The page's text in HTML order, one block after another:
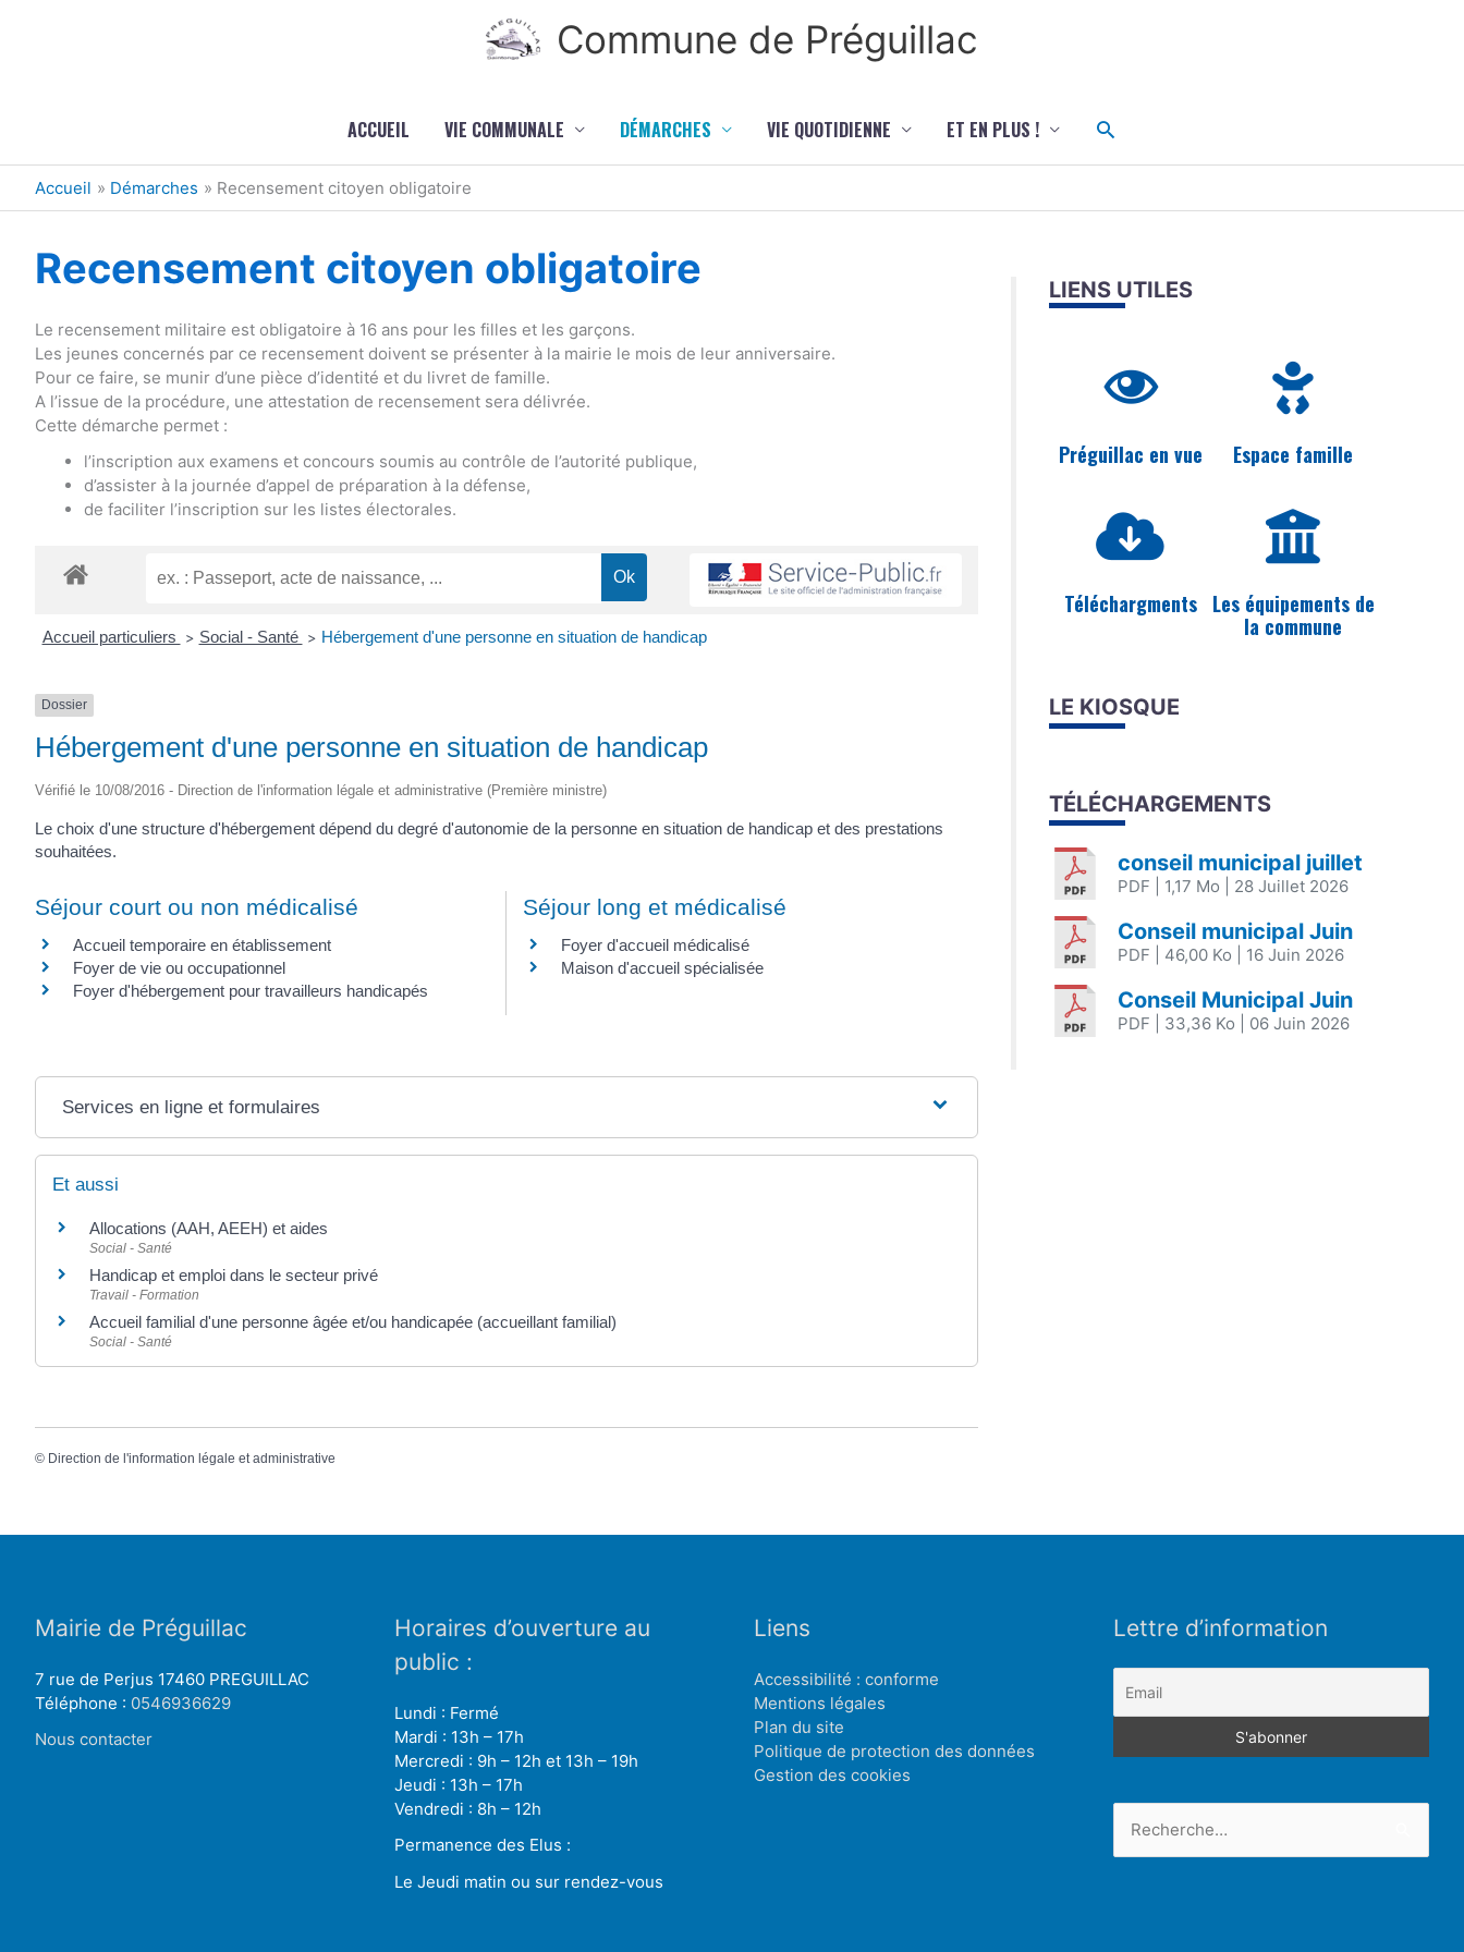
Commune de Préguillac
ACCUEIL VIE COMMUNALE DÉMARCHES VIE QUOTIDIENNE ET EN PLUS ! Rechercher
Accueil Démarches Recensement citoyen obligatoire
Recensement citoyen obligatoire
Le recensement militaire est obligatoire à 16 ans pour les filles et les garçons.
Les jeunes concernés par ce recensement doivent se présenter à la mairie le mois de leur anniversaire.
Pour ce faire, se munir d’une pièce d’identité et du livret de famille.
A l’issue de la procédure, une attestation de recensement sera délivrée.
Cette démarche permet :
l’inscription aux examens et concours soumis au contrôle de l’autorité publique,
d’assister à la journée d’appel de préparation à la défense,
de faciliter l’inscription sur les listes électorales.
Accueil particuliers > Social - Santé > Hébergement d'une personne en situation de handicap
Dossier
Hébergement d'une personne en situation de handicap
Vérifié le 10/08/2016 - Direction de l'information légale et administrative (Première ministre)
Le choix d'une structure d'hébergement dépend du degré d'autonomie de la personne en situation de handicap et des prestations
souhaitées.
Séjour court ou non médicalisé
Accueil temporaire en établissement
Foyer de vie ou occupationnel
Foyer d'hébergement pour travailleurs handicapés
Séjour long et médicalisé
Foyer d'accueil médicalisé
Maison d'accueil spécialisée
Services en ligne et formulaires
Et aussi
Allocations (AAH, AEEH) et aides
Social - Santé
Handicap et emploi dans le secteur privé
Travail - Formation
Accueil familial d'une personne âgée et/ou handicapée (accueillant familial)
Social - Santé
© Direction de l'information légale et administrative
LIENS UTILES
Préguillac en vue Espace famille
Téléchargments Les équipements de
la commune
LE KIOSQUE
TÉLÉCHARGEMENTS
conseil municipal juillet
PDF | 1,17 Mo | 28 Juillet 2026
Conseil municipal Juin
PDF | 46,00 Ko | 16 Juin 2026
Conseil Municipal Juin
PDF | 33,36 Ko | 06 Juin 2026
Mairie de Préguillac
7 rue de Perjus 17460 PREGUILLAC
Téléphone : 0546936629
Nous contacter
Horaires d’ouverture au
public :
Lundi : Fermé
Mardi : 13h – 17h
Mercredi : 9h – 12h et 13h – 19h
Jeudi : 13h – 17h
Vendredi : 8h – 12h
Permanence des Elus :
Le Jeudi matin ou sur rendez-vous
Liens
Accessibilité : conforme
Mentions légales
Plan du site
Politique de protection des données
Gestion des cookies
Lettre d’information